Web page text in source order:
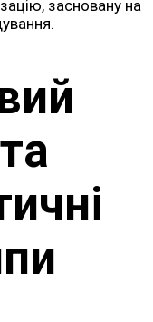
засновану на